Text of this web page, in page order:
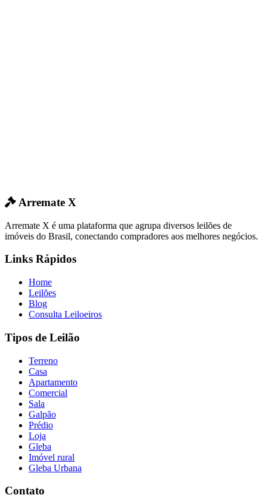
Arremate X
Arremate X é uma plataforma que agrupa diversos leilões de
imóveis do Brasil, conectando compradores aos melhores negócios.
Links Rápidos
Home
Leilões
Blog
Consulta Leiloeiros
Tipos de Leilão
Terreno
Casa
Apartamento
Comercial
Sala
Galpão
Prédio
Loja
Gleba
Imóvel rural
Gleba Urbana
Contato